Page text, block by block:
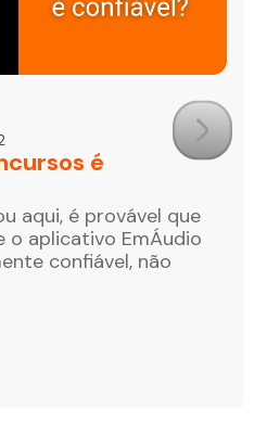
é
aqui, é provável que
o aplicativo EmÁudio
confiável, não